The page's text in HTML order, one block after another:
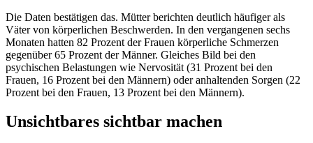
Die Daten bestätigen das. Mütter berichten deutlich häufiger als
Väter von körperlichen Beschwerden. In den vergangenen sechs
Monaten hatten 82 Prozent der Frauen körperliche Schmerzen
gegenüber 65 Prozent der Männer. Gleiches Bild bei den
psychischen Belastungen wie Nervosität (31 Prozent bei den
Frauen, 16 Prozent bei den Männern) oder anhaltenden Sorgen (22
Prozent bei den Frauen, 13 Prozent bei den Männern).
Unsichtbares sichtbar machen